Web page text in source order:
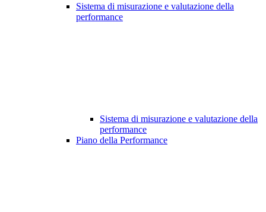
Sistema di misurazione e valutazione della
performance
Sistema di misurazione e valutazione della
performance
Piano della Performance